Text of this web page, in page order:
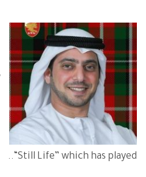
“Still Life” which has played..